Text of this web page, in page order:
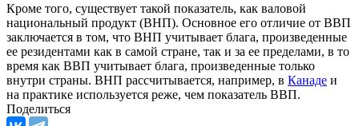
Кроме того, существует такой показатель, как валовой
национальный продукт (ВНП). Основное его отличие от ВВП
заключается в том, что ВНП учитывает блага, произведенные
ее резидентами как в самой стране, так и за ее пределами, в то
время как ВВП учитывает блага, произведенные только
внутри страны. ВНП рассчитывается, например, в Канаде и
на практике используется реже, чем показатель ВВП.
Поделиться